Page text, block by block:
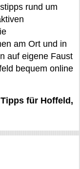
rund um
am Ort und in
auf eigene Faust
bequem online
für Hoffeld,